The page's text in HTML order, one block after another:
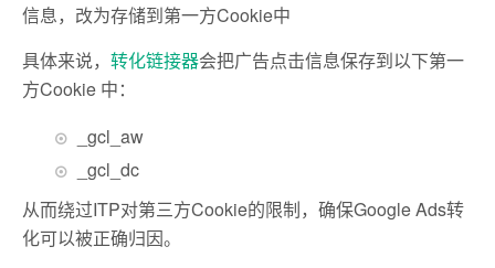
信息， 改为存储到第一方Cookie中
具体来说， 转化链接器会把广告点击信息保存到以下第一
方Cookie 中：
_gcl_aw
_gcl_dc
从而绕过ITP对第三方Cookie的限制，确保Google Ads转
化可以被正确归因。